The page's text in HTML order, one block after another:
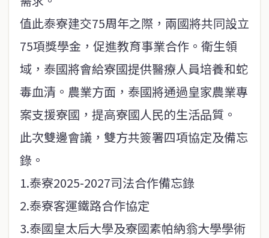
值此泰寮建交75周年之際，兩國將共同設立
75項獎學金，促進教育事業合作。衛生領
域，泰國將會給寮國提供醫療人員培養和蛇
毒血清。農業方面，泰國將通過皇家農業專
案支援寮國，提高寮國人民的生活品質。
此次雙邊會議，雙方共簽署四項協定及備忘
錄。
1.泰寮2025-2027司法合作備忘錄
2.泰寮客運鐵路合作協定
3.泰國皇太后大學及寮國素帕納翁大學學術